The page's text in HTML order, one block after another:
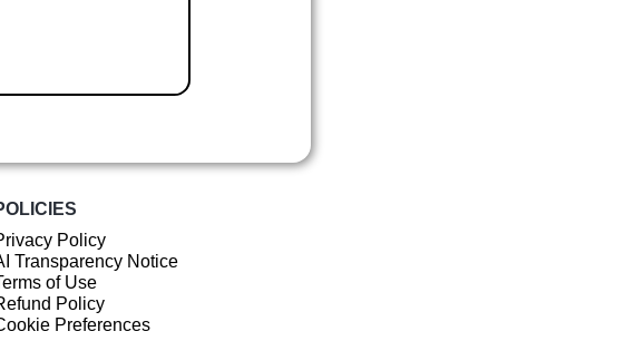
Policy
Transparency Notice
of Use
Policy
Preferences